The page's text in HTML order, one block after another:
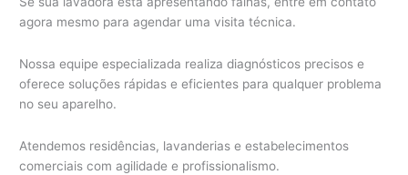
agora mesmo para agendar uma visita técnica.
Nossa equipe especializada realiza diagnósticos precisos e
oferece soluções rápidas e eficientes para qualquer problema
no seu aparelho.
Atendemos residências, lavanderias e estabelecimentos
comerciais com agilidade e profissionalismo.